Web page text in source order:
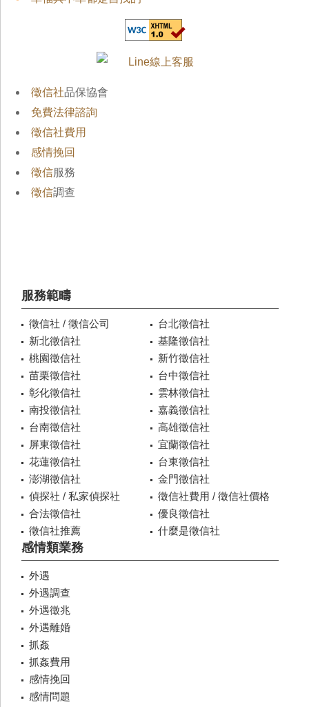
徵信社品保協會
免費法律諮詢
徵信社費用
感情挽回
徵信服務
徵信調查
服務範疇
徵信社 / 徵信公司
台北徵信社
新北徵信社
基隆徵信社
桃園徵信社
新竹徵信社
苗栗徵信社
台中徵信社
彰化徵信社
雲林徵信社
南投徵信社
嘉義徵信社
台南徵信社
高雄徵信社
屏東徵信社
宜蘭徵信社
花蓮徵信社
台東徵信社
澎湖徵信社
金門徵信社
偵探社 / 私家偵探社
徵信社費用 / 徵信社價格
合法徵信社
優良徵信社
徵信社推薦
什麼是徵信社
感情類業務
外遇
外遇調查
外遇徵兆
外遇離婚
抓姦
抓姦費用
感情挽回
感情問題